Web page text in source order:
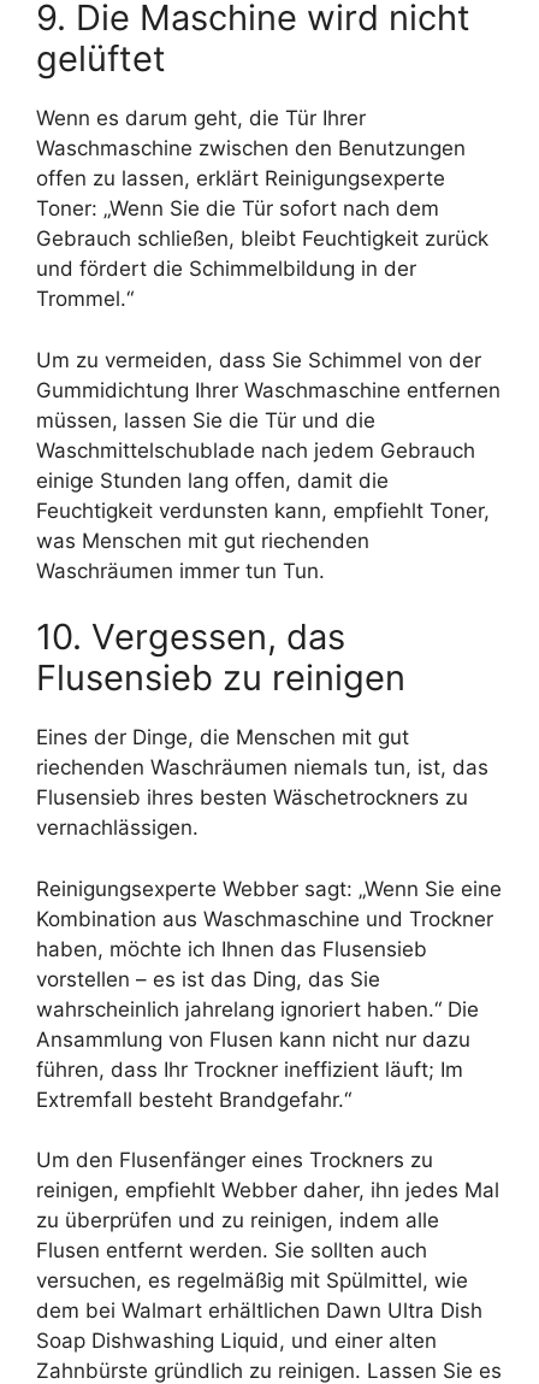
9. Die Maschine wird nicht
gelüftet
Wenn es darum geht, die Tür Ihrer
Waschmaschine zwischen den Benutzungen
offen zu lassen, erklärt Reinigungsexperte
Toner: „Wenn Sie die Tür sofort nach dem
Gebrauch schließen, bleibt Feuchtigkeit zurück
und fördert die Schimmelbildung in der
Trommel.“
Um zu vermeiden, dass Sie Schimmel von der
Gummidichtung Ihrer Waschmaschine entfernen
müssen, lassen Sie die Tür und die
Waschmittelschublade nach jedem Gebrauch
einige Stunden lang offen, damit die
Feuchtigkeit verdunsten kann, empfiehlt Toner,
was Menschen mit gut riechenden
Waschräumen immer tun Tun.
10. Vergessen, das
Flusensieb zu reinigen
Eines der Dinge, die Menschen mit gut
riechenden Waschräumen niemals tun, ist, das
Flusensieb ihres besten Wäschetrockners zu
vernachlässigen.
Reinigungsexperte Webber sagt: „Wenn Sie eine
Kombination aus Waschmaschine und Trockner
haben, möchte ich Ihnen das Flusensieb
vorstellen – es ist das Ding, das Sie
wahrscheinlich jahrelang ignoriert haben.“ Die
Ansammlung von Flusen kann nicht nur dazu
führen, dass Ihr Trockner ineffizient läuft; Im
Extremfall besteht Brandgefahr.“
Um den Flusenfänger eines Trockners zu
reinigen, empfiehlt Webber daher, ihn jedes Mal
zu überprüfen und zu reinigen, indem alle
Flusen entfernt werden. Sie sollten auch
versuchen, es regelmäßig mit Spülmittel, wie
dem bei Walmart erhältlichen Dawn Ultra Dish
Soap Dishwashing Liquid, und einer alten
Zahnbürste gründlich zu reinigen. Lassen Sie es